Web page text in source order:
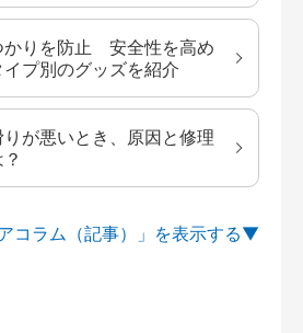
かりを防止 安全性を高め
イプ別のグッズを紹介
が悪いとき、原因と修理
コラム（記事）」を